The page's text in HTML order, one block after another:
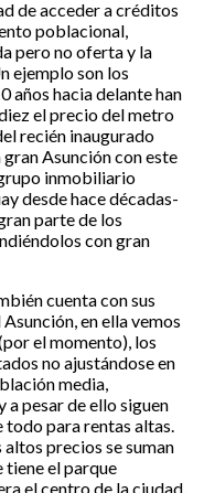
de acceder a créditos
poblacional,
pero no oferta y la
ejemplo son los
años hacia delante han
el precio del metro
recién inaugurado
gran Asunción con este
inmobiliario
desde hace décadas-
parte de los
con gran
cuenta con sus
en ella vemos
el momento), los
no ajustándose en
media,
a pesar de ello siguen
para rentas altas.
precios se suman
tiene el parque
el centro de la ciudad,